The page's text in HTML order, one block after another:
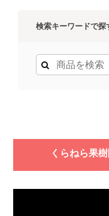
検索キーワードで探
くらねら果